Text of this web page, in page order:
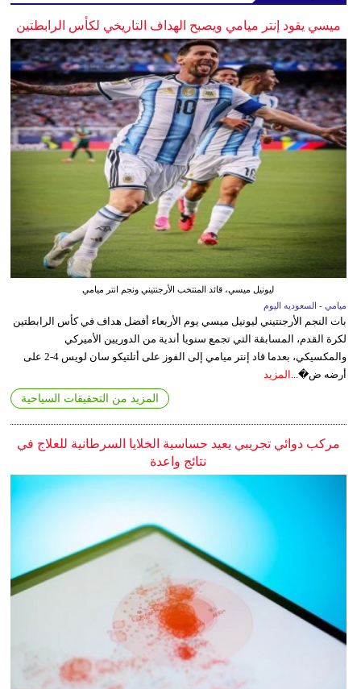
ميسي يقود إنتر ميامي ويصبح الهداف التاريخي لكأس الرابطتين
ليونيل ميسي، قائد المنتخب الأرجنتيني ونجم انتر ميامي
ميامي - السعوديه اليوم
بات النجم الأرجنتيني ليونيل ميسي يوم الأربعاء أفضل هداف في كأس الرابطتين
لكرة القدم، المسابقة التي تجمع سنويا أندية من الدوريين الأميركي
والمكسيكي، بعدما قاد إنتر ميامي إلى الفوز على أتلتيكو سان لويس 4-2 على
أرضه ض�... المزيد
المزيد من التحقيقات السياحية
مركب دوائي تجريبي يعيد حساسية الخلايا السرطانية للعلاج في
نتائج واعدة